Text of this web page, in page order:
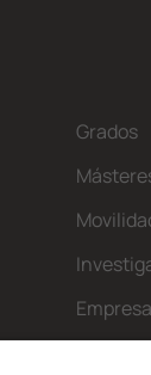
Grados
Empresa